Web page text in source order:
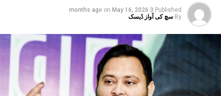
Published
3 months ago
on May 16, 2026
By سچ کی آواز ڈیسک